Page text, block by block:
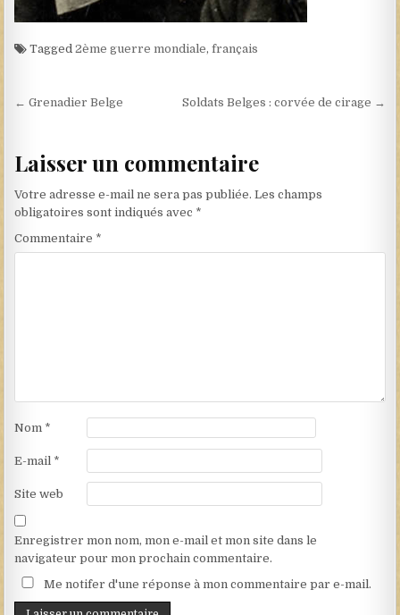
Tagged2ème guerre mondiale,français
Navigation de l’article
← Grenadier Belge Soldats Belges : corvée de cirage →
Laisser un commentaire
Votre adresse e-mail ne sera pas publiée. Les champs
obligatoires sont indiqués avec *
Commentaire *
Nom *
E-mail *
Site web
Enregistrer mon nom, mon e-mail et mon site dans le
navigateur pour mon prochain commentaire.
Me notifer d'une réponse à mon commentaire par e-mail.